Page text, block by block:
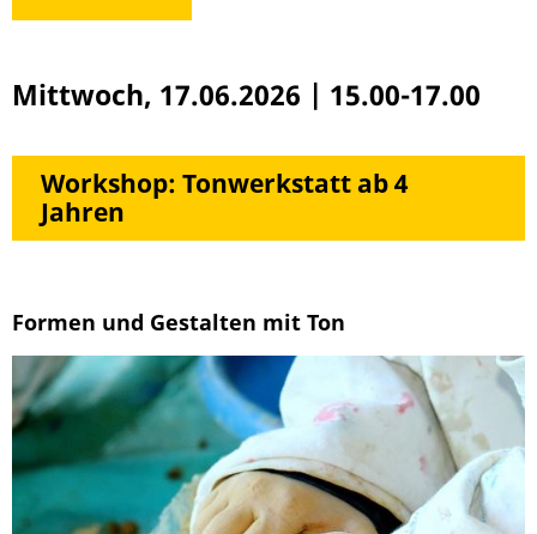
Mittwoch, 17.06.2026 | 15.00-17.00
Workshop: Tonwerkstatt ab 4
Jahren
Formen und Gestalten mit Ton